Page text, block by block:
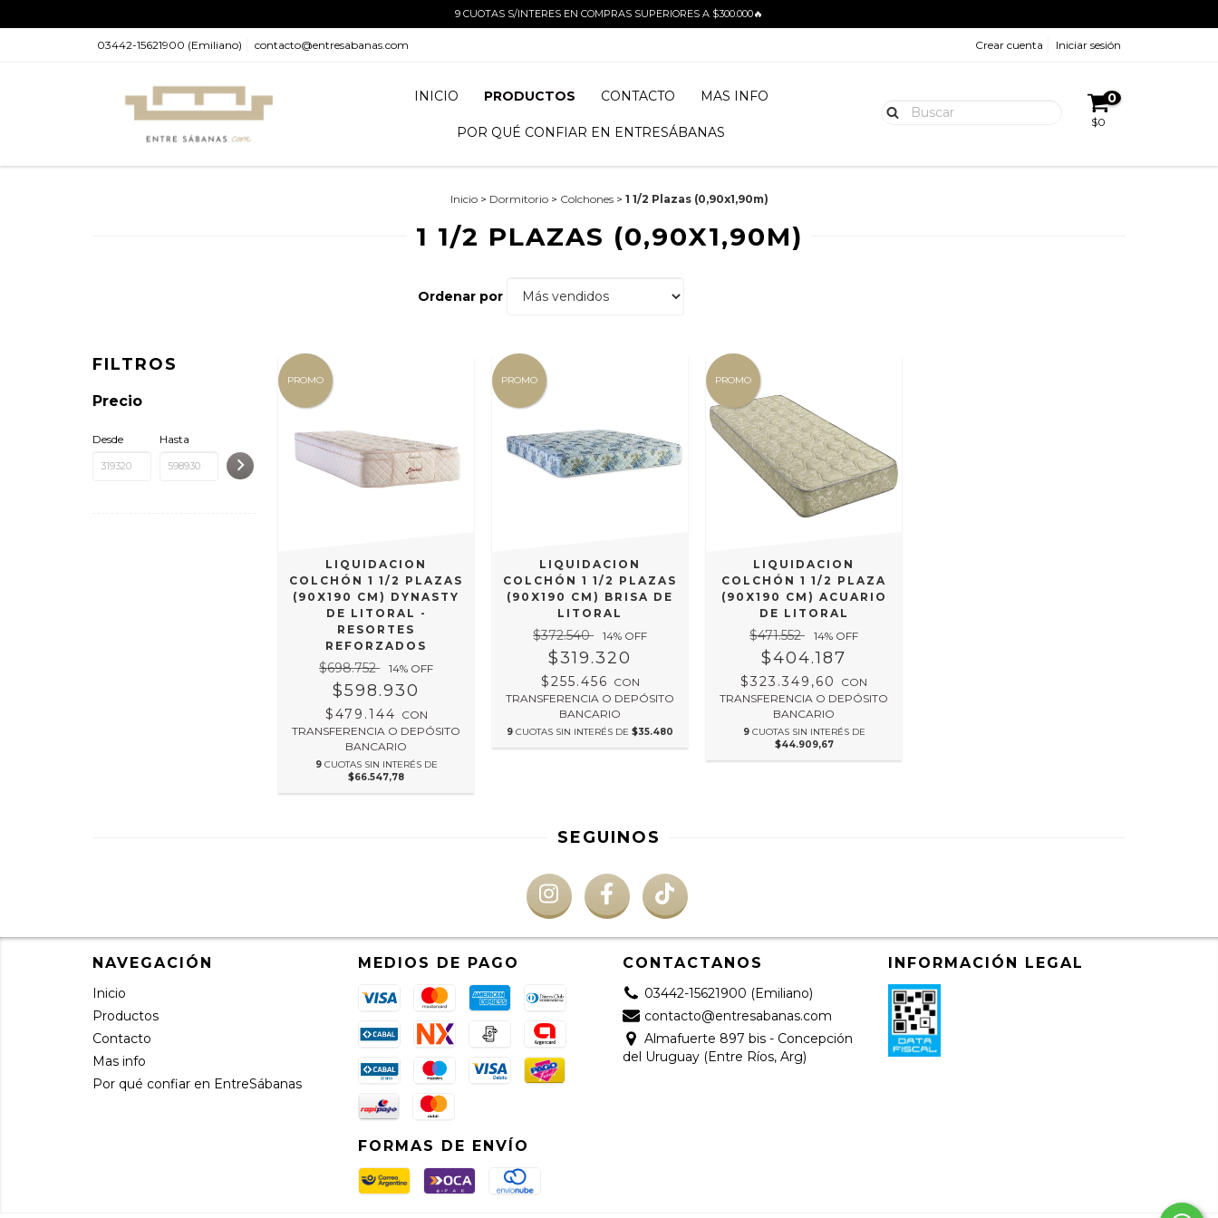
9 CUOTAS S/INTERES EN COMPRAS SUPERIORES A $300.000🔥
03442-15621900 (Emiliano) contacto@entresabanas.com Crear cuenta Iniciar sesión
INICIO PRODUCTOS CONTACTO MAS INFO
POR QUÉ CONFIAR EN ENTRESÁBANAS
0
$0
Inicio > Dormitorio > Colchones > 1 1/2 Plazas (0,90x1,90m)
1 1/2 PLAZAS (0,90X1,90M)
Ordenar por
FILTROS
Precio
Desde Hasta
PROMO
LIQUIDACION
COLCHÓN 1 1/2 PLAZAS
(90X190 CM) DYNASTY
DE LITORAL -
RESORTES
REFORZADOS
$698.752 14% OFF
$598.930
$479.144 CON
TRANSFERENCIA O DEPÓSITO
BANCARIO
9 CUOTAS SIN INTERÉS DE
$66.547,78
PROMO
LIQUIDACION
COLCHÓN 1 1/2 PLAZAS
(90X190 CM) BRISA DE
LITORAL
$372.540 14% OFF
$319.320
$255.456 CON
TRANSFERENCIA O DEPÓSITO
BANCARIO
9 CUOTAS SIN INTERÉS DE$35.480
PROMO
LIQUIDACION
COLCHÓN 1 1/2 PLAZA
(90X190 CM) ACUARIO
DE LITORAL
$471.552 14% OFF
$404.187
$323.349,60
CON
TRANSFERENCIA O DEPÓSITO
BANCARIO
9 CUOTAS SIN INTERÉS DE
$44.909,67
SEGUINOS
NAVEGACIÓN
Inicio
Productos
Contacto
Mas info
Por qué confiar en EntreSábanas
MEDIOS DE PAGO
FORMAS DE ENVÍO
CONTACTANOS
03442-15621900 (Emiliano)
contacto@entresabanas.com
Almafuerte 897 bis - Concepción
del Uruguay (Entre Ríos, Arg)
INFORMACIÓN LEGAL